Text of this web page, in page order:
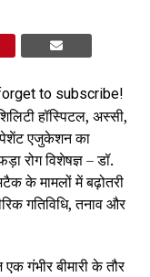
to subscribe!
हॉस्पिटल, अस्सी,
पेशेंट एजुकेशन का
रोग विशेषज्ञ – डॉ.
के मामलों में बढ़ोतरी
गतिविधि, तनाव और
गंभीर बीमारी के तौर